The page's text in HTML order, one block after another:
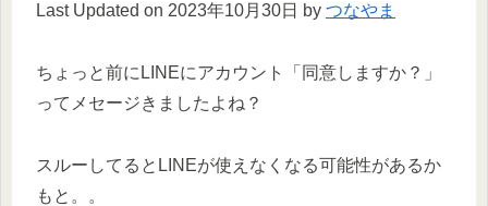
Last Updated on 2023年10月30日 by つなやま
ちょっと前にLINEにアカウント「同意しますか？」
ってメセージきましたよね？
スルーしてるとLINEが使えなくなる可能性があるか
もと。。